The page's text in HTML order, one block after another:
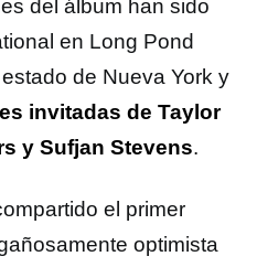
del álbum han sido
en Long Pond
de Nueva York y
invitadas de Taylor
y Sufjan Stevens.
el primer
optimista